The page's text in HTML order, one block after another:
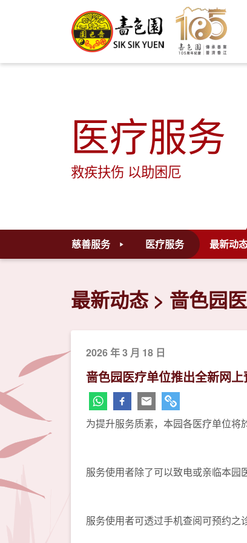
医疗服务
救疾扶伤 以助困厄
慈善服务 医疗服务 最新动
最新动态 啬色园
2026 年 3 月 18 日
啬色园医疗单位推出全新网
为提升服务质素，本园各医疗单位将
服务使用者除了可以致电或亲临本园
服务使用者可透过手机查阅可预约之